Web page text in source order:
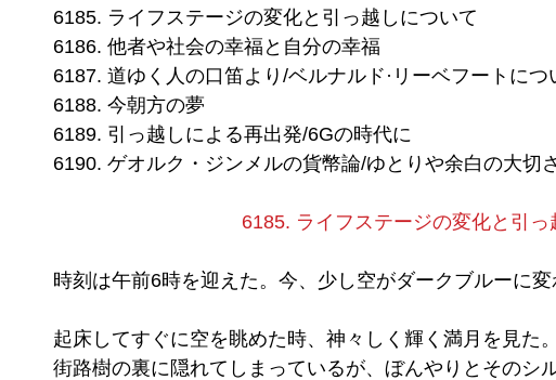
6185. ライフステージの変化と引っ越しについて
6186. 他者や社会の幸福と自分の幸福
6187. 道ゆく人の口笛より/ベルナルド·リーベフートにつ
6188. 今朝方の夢
6189. 引っ越しによる再出発/6Gの時代に
6190. ゲオルク・ジンメルの貨幣論/ゆとりや余白の大切
6185. ライフステージの変化と引っ
時刻は午前6時を迎えた。今、少し空がダークブルーに変
起床してすぐに空を眺めた時、神々しく輝く満月を見た
街路樹の裏に隠れてしまっているが、ぼんやりとそのシ